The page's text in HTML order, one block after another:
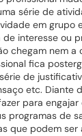
série de
em grupo
interesse ou
chegam nem a
fica
de
etc. Diante
para engajar
programas de
que podem ser